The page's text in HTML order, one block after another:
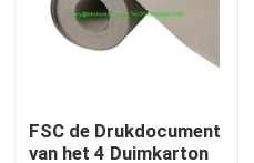
Huis
FSC de Drukdocument
van het 4 Duimkarton